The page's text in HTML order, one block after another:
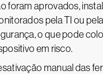
foram aprovados,
pela TI ou
o que pode
em risco.
manual das